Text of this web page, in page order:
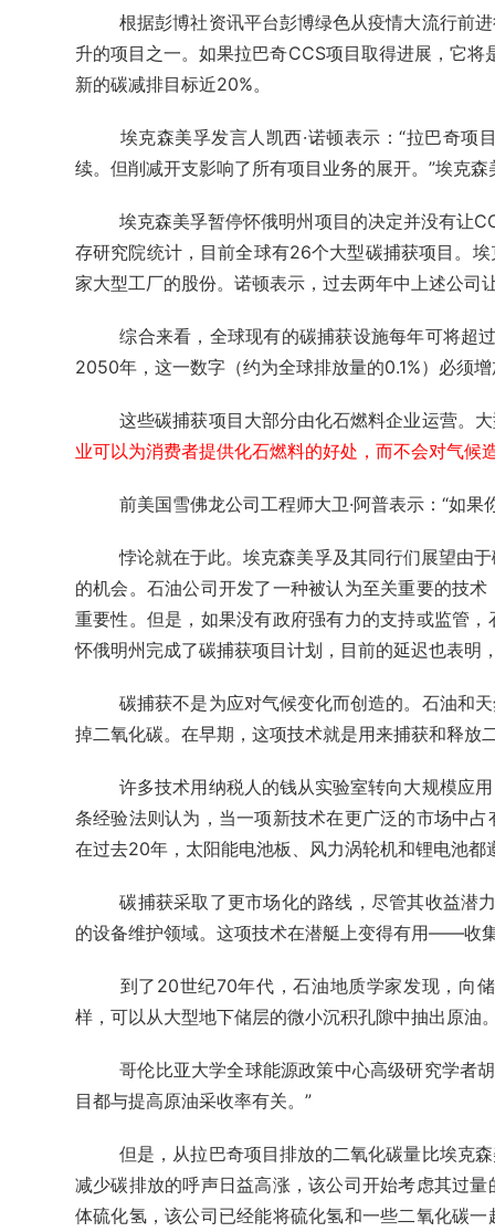
根据彭博社资讯平台彭博绿色从疫情大流行前
升的项目之一。如果拉巴奇CCS项目取得进展，它
新的碳减排目标近20%。
埃克森美孚发言人凯西·诺顿表示：“拉巴奇
续。但削减开支影响了所有项目业务的展开。”埃克
埃克森美孚暂停怀俄明州项目的决定并没有让
存研究院统计，目前全球有26个大型碳捕获项目。
家大型工厂的股份。诺顿表示，过去两年中上述公司
综合来看，全球现有的碳捕获设施每年可将超
2050年，这一数字（约为全球排放量的0.1%）必须
这些碳捕获项目大部分由化石燃料企业运营。
业可以为消费者提供化石燃料的好处，而不会对气候
前美国雪佛龙公司工程师大卫·阿普表示：“如
悖论就在于此。埃克森美孚及其同行们展望由
的机会。石油公司开发了一种被认为至关重要的技
重要性。但是，如果没有政府强有力的支持或监管
怀俄明州完成了碳捕获项目计划，目前的延迟也表明
碳捕获不是为应对气候变化而创造的。石油和
掉二氧化碳。在早期，这项技术就是用来捕获和释放
许多技术用纳税人的钱从实验室转向大规模应
条经验法则认为，当一项新技术在更广泛的市场中
在过去20年，太阳能电池板、风力涡轮机和锂电池
碳捕获采取了更市场化的路线，尽管其收益潜
的设备维护领域。这项技术在潜艇上变得有用——收
到了20世纪70年代，石油地质学家发现，向
样，可以从大型地下储层的微小沉积孔隙中抽出原油
哥伦比亚大学全球能源政策中心高级研究学者
目都与提高原油采收率有关。”
但是，从拉巴奇项目排放的二氧化碳量比埃克
减少碳排放的呼声日益高涨，该公司开始考虑其过
体硫化氢，该公司已经能将硫化氢和一些二氧化碳